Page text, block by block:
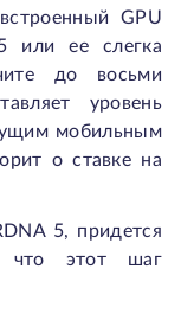
GPU
или ее слегка
до восьми
уровень
мобильным
о ставке на
5, придется
что этот шаг